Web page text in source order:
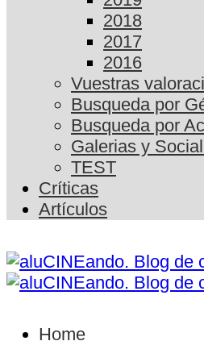
2018
2017
2016
Vuestras
Busqueda por
Busqueda por
Galerias y
TEST
Críticas
Artículos
Home